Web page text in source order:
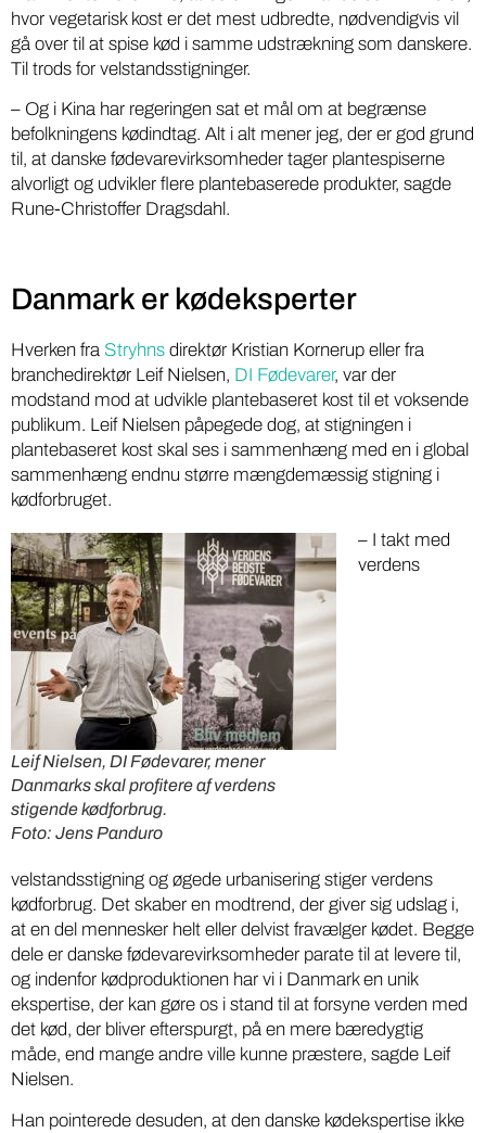
hvor vegetarisk kost er det mest udbredte, nødvendigvis vil
gå over til at spise kød i samme udstrækning som danskere.
Til trods for velstandsstigninger.
– Og i Kina har regeringen sat et mål om at begrænse
befolkningens kødindtag. Alt i alt mener jeg, der er god grund
til, at danske fødevarevirksomheder tager plantespiserne
alvorligt og udvikler flere plantebaserede produkter, sagde
Rune-Christoffer Dragsdahl.
Danmark er kødeksperter
Hverken fra Stryhns direktør Kristian Kornerup eller fra
branchedirektør Leif Nielsen, DI Fødevarer, var der
modstand mod at udvikle plantebaseret kost til et voksende
publikum. Leif Nielsen påpegede dog, at stigningen i
plantebaseret kost skal ses i sammenhæng med en i global
sammenhæng endnu større mængdemæssig stigning i
kødforbruget.
Leif Nielsen, DI Fødevarer, mener
Danmarks skal profitere af verdens
stigende kødforbrug.
Foto: Jens Panduro
– I takt med
verdens
velstandsstigning og øgede urbanisering stiger verdens
kødforbrug. Det skaber en modtrend, der giver sig udslag i,
at en del mennesker helt eller delvist fravælger kødet. Begge
dele er danske fødevarevirksomheder parate til at levere til,
og indenfor kødproduktionen har vi i Danmark en unik
ekspertise, der kan gøre os i stand til at forsyne verden med
det kød, der bliver efterspurgt, på en mere bæredygtig
måde, end mange andre ville kunne præstere, sagde Leif
Nielsen.
Han pointerede desuden, at den danske kødekspertise ikke